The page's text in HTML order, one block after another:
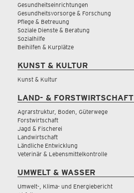
Gesundheitseinrichtungen
Gesundheitsvorsorge & Forschung
Pflege & Betreuung
Soziale Dienste & Beratung
Sozialhilfe
Beihilfen & Kurplätze
KUNST & KULTUR
Kunst & Kultur
LAND- & FORSTWIRTSCHAFT
Agrarstruktur, Boden, Güterwege
Forstwirtschaft
Jagd & Fischerei
Landwirtschaft
Ländliche Entwicklung
Veterinär & Lebensmittelkontrolle
UMWELT & WASSER
Umwelt-, Klima- und Energiebericht